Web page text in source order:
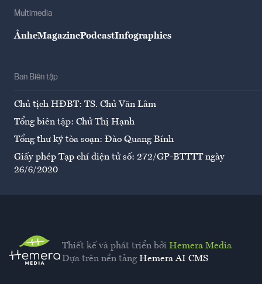
Multimedia
ẢnheMagazinePodcastInfographics
Ban Biên tập
Chủ tịch HĐBT: TS. Chử Văn Lâm
Tổng biên tập: Chử Thị Hạnh
Tổng thư ký tòa soạn: Đào Quang Bính
Giấy phép Tạp chí điện tử số: 272/GP-BTTTT ngày
26/6/2020
Thiết kế và phát triển bởi Hemera Media
Dựa trên nền tảng Hemera AI CMS